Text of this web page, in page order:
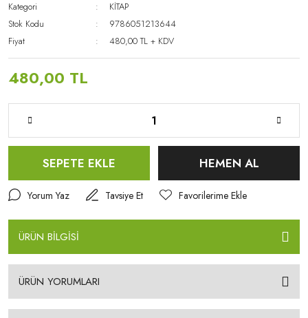
Kategori
KİTAP
Stok Kodu
9786051213644
Fiyat
480,00 TL + KDV
480,00 TL
SEPETE EKLE HEMEN AL
Yorum Yaz Tavsiye Et
ÜRÜN BİLGİSİ
ÜRÜN YORUMLARI